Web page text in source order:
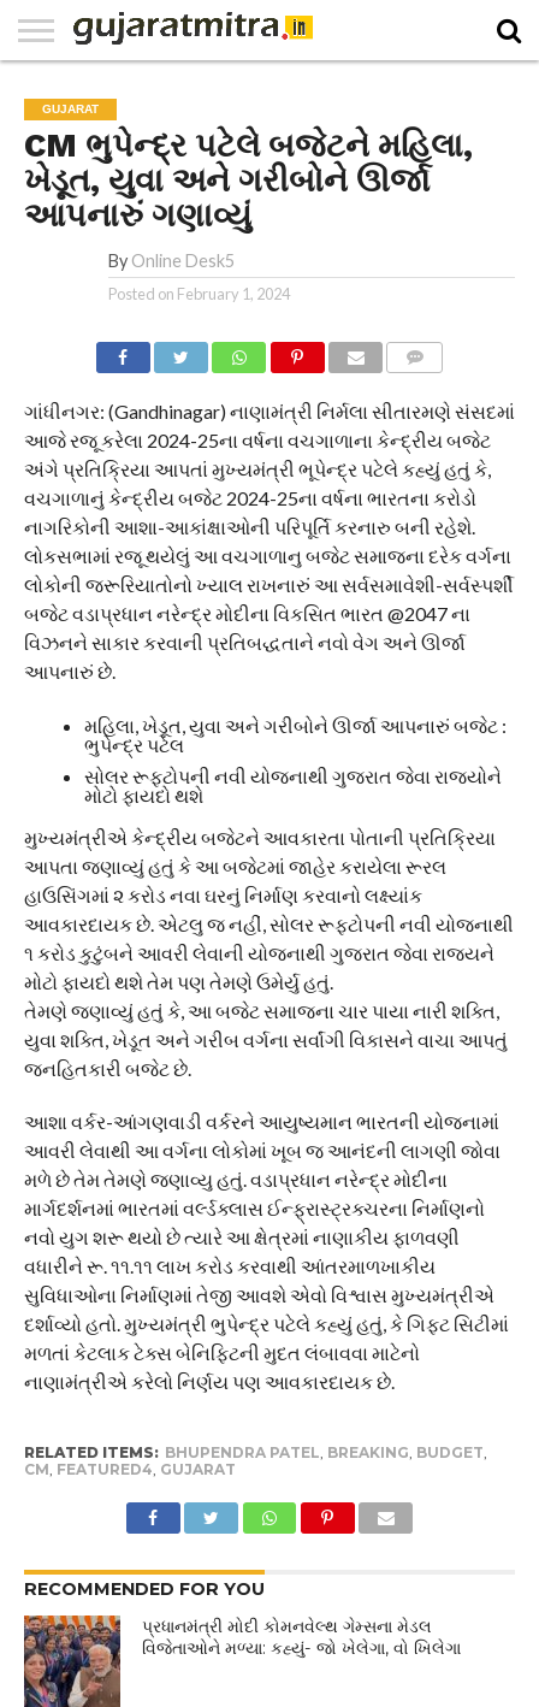
PAPER
NATIONAL
WORLD
BUSINESS
SPORTS
GUJARAT
OPINION
MORE
GUJARAT
CM ભુપેન્દ્ર પટેલે બજેટને મહિલા,
ખેડૂત, યુવા અને ગરીબોને ઊર્જા
આપનારું ગણાવ્યું
By Online Desk5
Posted on February 1, 2024
ગાંધીનગર: (Gandhinagar) નાણામંત્રી નિર્મલા સીતારમણે સંસદમાં
આજે રજૂ કરેલા 2024-25ના વર્ષના વચગાળાના કેન્દ્રીય બજેટ
અંગે પ્રતિક્રિયા આપતાં મુખ્યમંત્રી ભૂપેન્દ્ર પટેલે કહ્યું હતું કે,
વચગાળાનું કેન્દ્રીય બજેટ 2024-25ના વર્ષના ભારતના કરોડો
નાગરિકોની આશા-આકાંક્ષાઓની પરિપૂર્તિ કરનારુ બની રહેશે.
લોકસભામાં રજૂ થયેલું આ વચગાળાનુ બજેટ સમાજના દરેક વર્ગના
લોકોની જરૂરિયાતોનો ખ્યાલ રાખનારું આ સર્વસમાવેશી-સર્વસ્પર્શી
બજેટ વડાપ્રધાન નરેન્દ્ર મોદીના વિકસિત ભારત @2047 ના
વિઝનને સાકાર કરવાની પ્રતિબદ્ધતાને નવો વેગ અને ઊર્જા
આપનારું છે.
મહિલા, ખેડૂત, યુવા અને ગરીબોને ઊર્જા આપનારું બજેટ :
ભુપેન્દ્ર પટેલ
સોલર રૂફટોપની નવી યોજનાથી ગુજરાત જેવા રાજ્યોને
મોટો ફાયદો થશે
મુખ્યમંત્રીએ કેન્દ્રીય બજેટને આવકારતા પોતાની પ્રતિક્રિયા
આપતા જણાવ્યું હતું કે આ બજેટમાં જાહેર કરાયેલા રૂરલ
હાઉસિંગમાં ૨ કરોડ નવા ઘરનું નિર્માણ કરવાનો લક્ષ્યાંક
આવકારદાયક છે. એટલુ જ નહીં, સોલર રૂફટોપની નવી યોજનાથી
૧ કરોડ કુટુંબને આવરી લેવાની યોજનાથી ગુજરાત જેવા રાજ્યને
મોટો ફાયદો થશે તેમ પણ તેમણે ઉમેર્યુ હતું.
તેમણે જણાવ્યું હતું કે, આ બજેટ સમાજના ચાર પાયા નારી શક્તિ,
યુવા શક્તિ, ખેડૂત અને ગરીબ વર્ગના સર્વાંગી વિકાસને વાચા આપતું
જનહિતકારી બજેટ છે.
આશા વર્કર-આંગણવાડી વર્કરને આયુષ્યમાન ભારતની યોજનામાં
આવરી લેવાથી આ વર્ગના લોકોમાં ખૂબ જ આનંદની લાગણી જોવા
મળે છે તેમ તેમણે જણાવ્યુ હતું. વડાપ્રધાન નરેન્દ્ર મોદીના
માર્ગદર્શનમાં ભારતમાં વર્લ્ડક્લાસ ઈન્ફ્રાસ્ટ્રક્ચરના નિર્માણનો
નવો યુગ શરૂ થયો છે ત્યારે આ ક્ષેત્રમાં નાણાકીય ફાળવણી
વધારીને રૂ. ૧૧.૧૧ લાખ કરોડ કરવાથી આંતરમાળખાકીય
સુવિધાઓના નિર્માણમાં તેજી આવશે એવો વિશ્વાસ મુખ્યમંત્રીએ
દર્શાવ્યો હતો. મુખ્યમંત્રી ભુપેન્દ્ર પટેલે કહ્યું હતું, કે ગિફ્ટ સિટીમાં
મળતાં કેટલાક ટેક્સ બેનિફિટની મુદત લંબાવવા માટેનો
નાણામંત્રીએ કરેલો નિર્ણય પણ આવકારદાયક છે.
RELATED ITEMS: BHUPENDRA PATEL, BREAKING, BUDGET,
CM, FEATURED4, GUJARAT
RECOMMENDED FOR YOU
પ્રધાનમંત્રી મોદી કોમનવેલ્થ ગેમ્સના મેડલ
વિજેતાઓને મળ્યા: કહ્યું- જો ખેલેગા, વો ખિલેગા